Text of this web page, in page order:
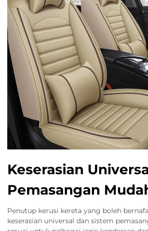
Keserasian
Pemasangan
Penutup kerusi kereta yang boleh
keserasian universal dan sistem